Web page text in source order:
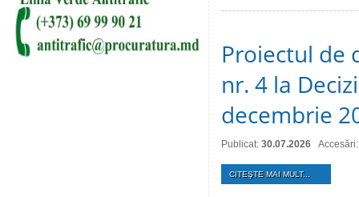
Proiectul de
nr. 4 la
decembrie
Publicat: 30.07.2026
CITEŞTE MAI MULT...